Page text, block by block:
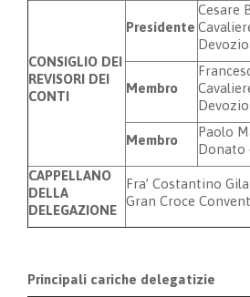
CONSIGLIO DEI
REVISORI DEI
CONTI
Presidente
Cesare
Membro
Membro
Paolo
Donato
CAPPELLANO
DELLA
DELEGAZIONE
Fra’ Costantino
Gran Croce
Principali cariche delegatizie